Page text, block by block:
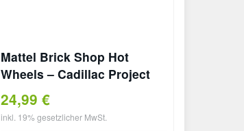
Mattel Brick Shop Hot
Wheels – Cadillac Project
GTP Hypercar
24,99 €
inkl. 19% gesetzlicher MwSt.